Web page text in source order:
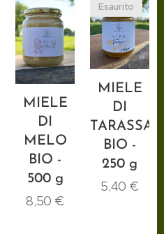
MIELE
DI
MELO
BIO -
500 g
8,50 €
MIELE
DI
BIO -
250 g
Esaurito
5,40 €